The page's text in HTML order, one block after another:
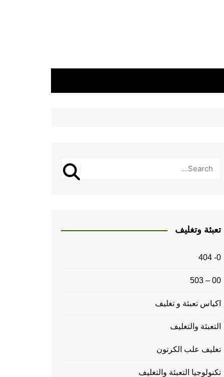
تعبئة وتغليف
0- 404
00 – 503
اكياس تعبئة و تغليف
التعبئة والتغليف
تغليف علب الكرتون
تكنولوجيا التعبئة والتغليف